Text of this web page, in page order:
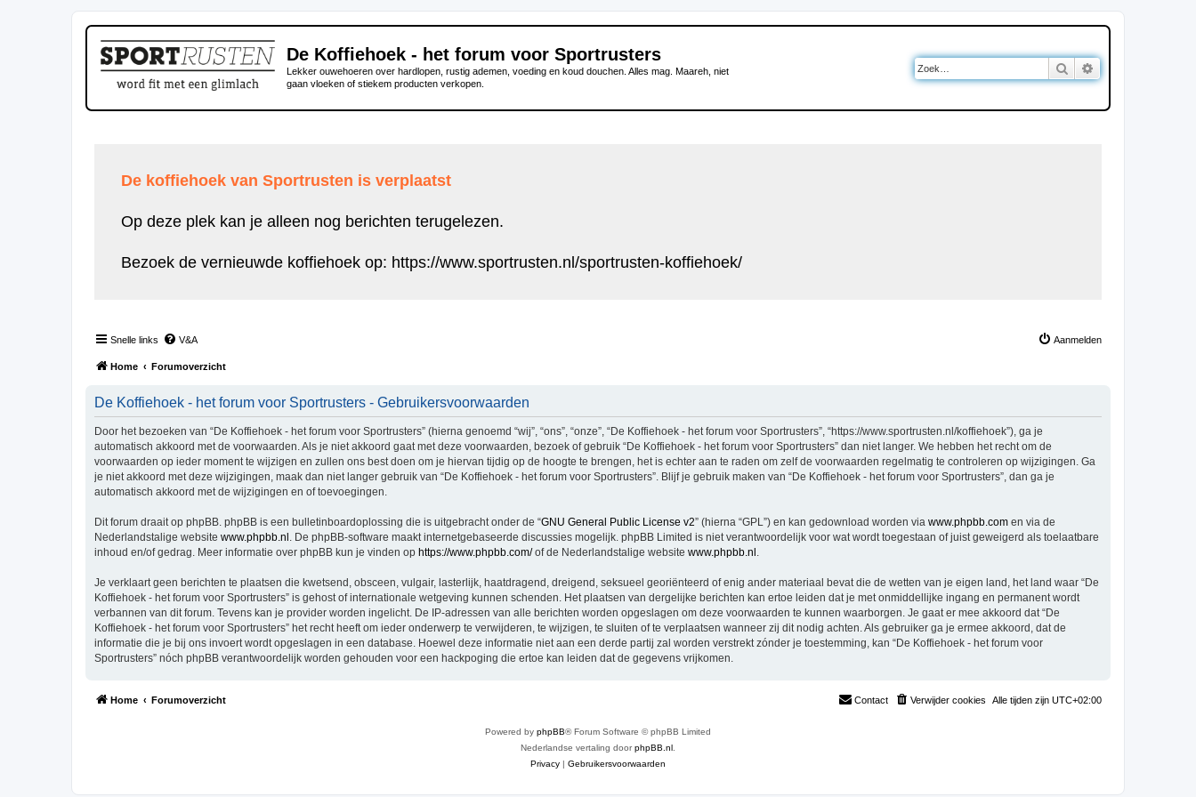
De Koffiehoek - het forum voor Sportrusters
Lekker ouwehoeren over hardlopen, rustig ademen, voeding en koud douchen. Alles mag. Maareh, niet
gaan vloeken of stiekem producten verkopen.
Zoek
De koffiehoek van Sportrusten is verplaatst
Op deze plek kan je alleen nog berichten terugelezen.
Bezoek de vernieuwde koffiehoek op: https://www.sportrusten.nl/sportrusten-koffiehoek/
Snelle links V&A Aanmelden
Home Forumoverzicht
De Koffiehoek - het forum voor Sportrusters - Gebruikersvoorwaarden
Door het bezoeken van “De Koffiehoek - het forum voor Sportrusters” (hierna genoemd “wij”, “ons”, “onze”, “De Koffiehoek - het forum voor Sportrusters”, “https://www.sportrusten.nl/koffiehoek”), ga je
automatisch akkoord met de voorwaarden. Als je niet akkoord gaat met deze voorwaarden, bezoek of gebruik “De Koffiehoek - het forum voor Sportrusters” dan niet langer. We hebben het recht om de
voorwaarden op ieder moment te wijzigen en zullen ons best doen om je hiervan tijdig op de hoogte te brengen, het is echter aan te raden om zelf de voorwaarden regelmatig te controleren op wijzigingen. Ga
je niet akkoord met deze wijzigingen, maak dan niet langer gebruik van “De Koffiehoek - het forum voor Sportrusters”. Blijf je gebruik maken van “De Koffiehoek - het forum voor Sportrusters”, dan ga je
automatisch akkoord met de wijzigingen en of toevoegingen.
Dit forum draait op phpBB. phpBB is een bulletinboardoplossing die is uitgebracht onder de “GNU General Public License v2” (hierna “GPL”) en kan gedownload worden via www.phpbb.com en via de
Nederlandstalige website www.phpbb.nl . De phpBB-software maakt internetgebaseerde discussies mogelijk. phpBB Limited is niet verantwoordelijk voor wat wordt toegestaan of juist geweigerd als toelaatbare
inhoud en/of gedrag. Meer informatie over phpBB kun je vinden op https://www.phpbb.com/of de Nederlandstalige website www.phpbb.nl
Je verklaart geen berichten te plaatsen die kwetsend, obsceen, vulgair, lasterlijk, haatdragend, dreigend, seksueel georiënteerd of enig ander materiaal bevat die de wetten van je eigen land, het land waar “De
Koffiehoek - het forum voor Sportrusters” is gehost of internationale wetgeving kunnen schenden. Het plaatsen van dergelijke berichten kan ertoe leiden dat je met onmiddellijke ingang en permanent wordt
verbannen van dit forum. Tevens kan je provider worden ingelicht. De IP-adressen van alle berichten worden opgeslagen om deze voorwaarden te kunnen waarborgen. Je gaat er mee akkoord dat “De
Koffiehoek - het forum voor Sportrusters” het recht heeft om ieder onderwerp te verwijderen, te wijzigen, te sluiten of te verplaatsen wanneer zij dit nodig achten. Als gebruiker ga je ermee akkoord, dat de
informatie die je bij ons invoert wordt opgeslagen in een database. Hoewel deze informatie niet aan een derde partij zal worden verstrekt zónder je toestemming, kan “De Koffiehoek - het forum voor
Sportrusters” nóch phpBB verantwoordelijk worden gehouden voor een hackpoging die ertoe kan leiden dat de gegevens vrijkomen.
Home Forumoverzicht Alle tijden zijn UTC+02:00
Verwijder cookies
Contact
Powered by phpBB® Forum Software © phpBB Limited
Nederlandse vertaling doorphpBB.nl
Privacy | Gebruikersvoorwaarden